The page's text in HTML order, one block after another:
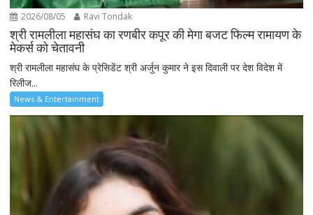
2026/08/05 Ravi Tondak
श्री रामलीला महासंघ का रणबीर कपूर की मेगा बजट फिल्म रामायण के
मेकर्स को चेतावनी
श्री रामलीला महासंघ के प्रेसिडेंट श्री अर्जुन कुमार ने इस दिवाली पर देश विदेश में
रिलीज...
News & Entertainment